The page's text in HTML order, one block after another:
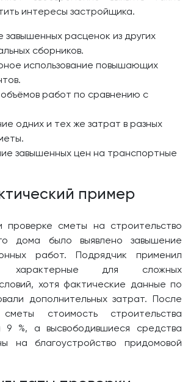
интересы застройщика.
завышенных расценок из других
сборников.
использование повышающих
работ по сравнению с
одних и тех же затрат в разных
завышенных цен на транспортные
пример
сметы на строительство
дома было выявлено завышение
работ. Подрядчик применил
характерные для сложных
хотя фактические данные по
дополнительных затрат. После
сметы стоимость строительства
9 %, а высвободившиеся средства
на благоустройство придомовой